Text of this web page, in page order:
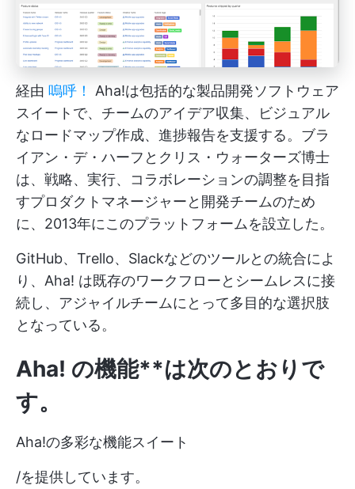
経由 嗚呼！
Aha!は包括的な製品開発ソフトウェア
スイートで、チームのアイデア収集、ビジュアル
なロードマップ作成、進捗報告を支援する。ブラ
イアン・デ・ハーフとクリス・ウォーターズ博士
は、戦略、実行、コラボレーションの調整を目指
すプロダクトマネージャーと開発チームのため
に、2013年にこのプラットフォームを設立した。
GitHub、Trello、Slackなどのツールとの統合によ
り、Aha! は既存のワークフローとシームレスに接
続し、アジャイルチームにとって多目的な選択肢
となっている。
Aha! の機能**は次のとおりで
す。
Aha!の多彩な機能スイート
/を提供しています。